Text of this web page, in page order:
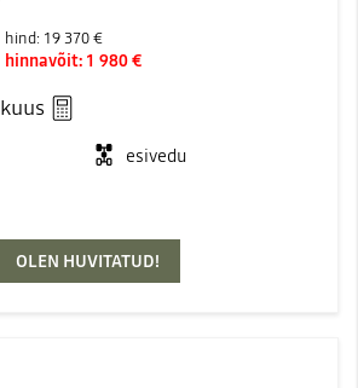
hind: 19 370 €
hinnavõit: 1 980 €
esivedu
OLEN HUVITATUD!